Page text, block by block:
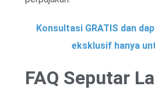
Konsultasi GRATIS dan
eksklusif hanya
FAQ Seputar